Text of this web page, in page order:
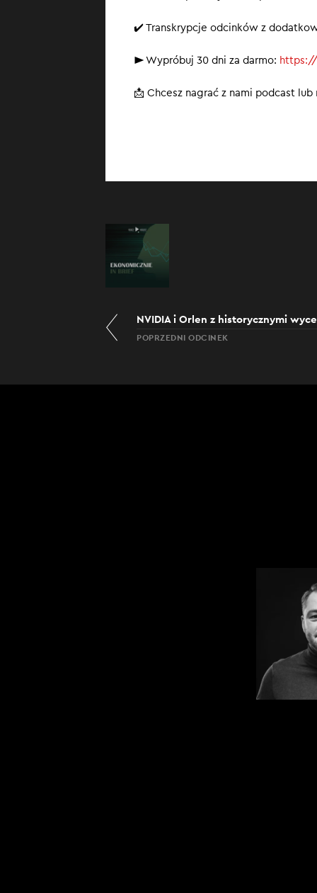
✔️ Transkrypcje odcinków z
► Wypróbuj 30 dni za darmo:
📩 Chcesz nagrać z nami podcast
NVIDIA i Orlen z historycznymi
POPRZEDNI ODCINEK